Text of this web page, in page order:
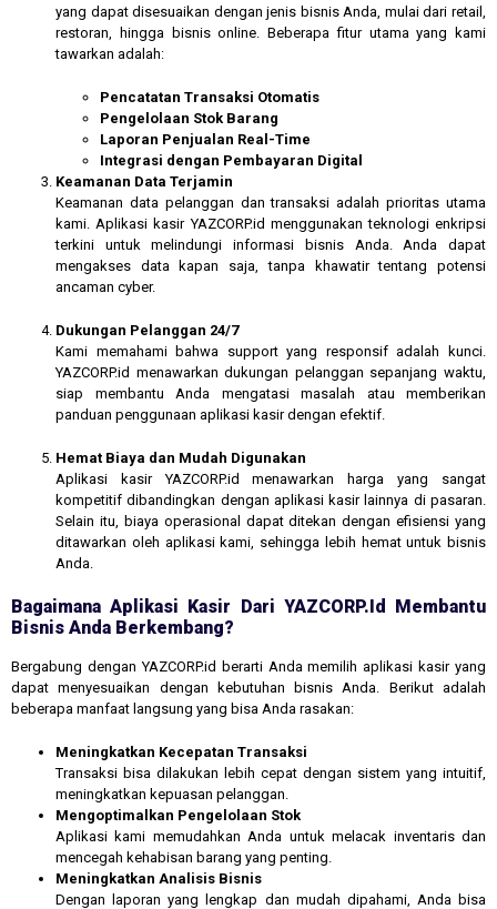
yang dapat disesuaikan dengan jenis bisnis Anda, mulai dari retail,
restoran, hingga bisnis online. Beberapa fitur utama yang kami
tawarkan adalah:
Pencatatan Transaksi Otomatis
Pengelolaan Stok Barang
Laporan Penjualan Real-Time
Integrasi dengan Pembayaran Digital
Keamanan Data Terjamin
Keamanan data pelanggan dan transaksi adalah prioritas utama
kami. Aplikasi kasir YAZCORP.id menggunakan teknologi enkripsi
terkini untuk melindungi informasi bisnis Anda. Anda dapat
mengakses data kapan saja, tanpa khawatir tentang potensi
ancaman cyber.
Dukungan Pelanggan 24/7
Kami memahami bahwa support yang responsif adalah kunci.
YAZCORP.id menawarkan dukungan pelanggan sepanjang waktu,
siap membantu Anda mengatasi masalah atau memberikan
panduan penggunaan aplikasi kasir dengan efektif.
Hemat Biaya dan Mudah Digunakan
Aplikasi kasir YAZCORP.id menawarkan harga yang sangat
kompetitif dibandingkan dengan aplikasi kasir lainnya di pasaran.
Selain itu, biaya operasional dapat ditekan dengan efisiensi yang
ditawarkan oleh aplikasi kami, sehingga lebih hemat untuk bisnis
Anda.
Bagaimana Aplikasi Kasir Dari YAZCORP.id Membantu
Bisnis Anda Berkembang?
Bergabung dengan YAZCORP.id berarti Anda memilih aplikasi kasir yang
dapat menyesuaikan dengan kebutuhan bisnis Anda. Berikut adalah
beberapa manfaat langsung yang bisa Anda rasakan:
Meningkatkan Kecepatan Transaksi
Transaksi bisa dilakukan lebih cepat dengan sistem yang intuitif,
meningkatkan kepuasan pelanggan.
Mengoptimalkan Pengelolaan Stok
Aplikasi kami memudahkan Anda untuk melacak inventaris dan
mencegah kehabisan barang yang penting.
Meningkatkan Analisis Bisnis
Dengan laporan yang lengkap dan mudah dipahami, Anda bisa